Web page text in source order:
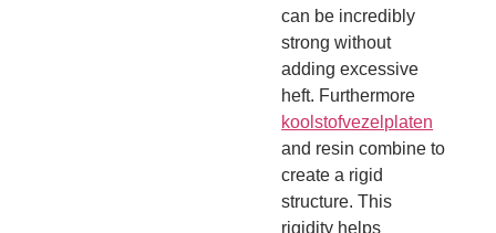
can be incredibly
strong without
adding excessive
heft. Furthermore
koolstofvezelplaten
and resin combine to
create a rigid
structure. This
rigidity helps